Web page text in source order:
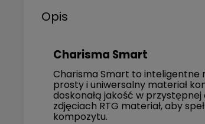
Opis
Charisma Smart
Charisma Smart to inteligentne
prosty i uniwersalny materiał
doskonałą jakość w
zdjęciach RTG materiał, aby
kompozytu.